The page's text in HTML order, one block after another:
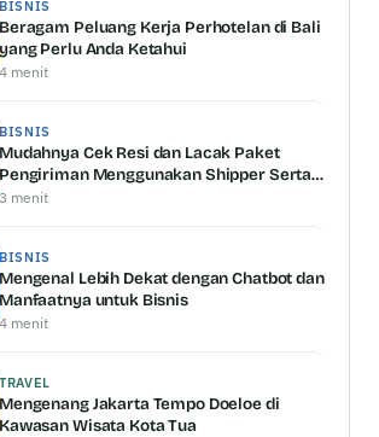
BISNIS
Beragam Peluang Kerja Perhotelan di Bali
yang Perlu Anda Ketahui
4 menit
BISNIS
Mudahnya Cek Resi dan Lacak Paket
Pengiriman Menggunakan Shipper Serta
Keunggulannya
3 menit
BISNIS
Mengenal Lebih Dekat dengan Chatbot dan
Manfaatnya untuk Bisnis
4 menit
TRAVEL
Mengenang Jakarta Tempo Doeloe di
Kawasan Wisata Kota Tua